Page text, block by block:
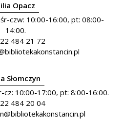
Opacz
czw: 10:00-16:00, pt: 08:00-
14:00.
22 484 21 72
Słomczyn
10:00-17:00, pt: 8:00-16:00.
22 484 20 04